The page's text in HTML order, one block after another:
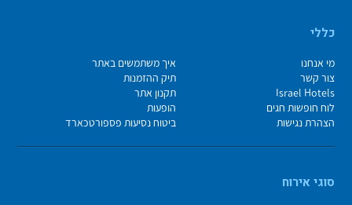
כללי
מי אנחנו
איך משתמשים באתר
צור קשר
תיק ההזמנות
Israel Hotels
תקנון אתר
לוח חופשות חגים
הופעות
הצהרת נגישות
ביטוח נסיעות פספורטכארד
סוגי אירוח